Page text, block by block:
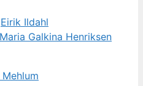
Eirik Ildahl
Maria Galkina Henriksen